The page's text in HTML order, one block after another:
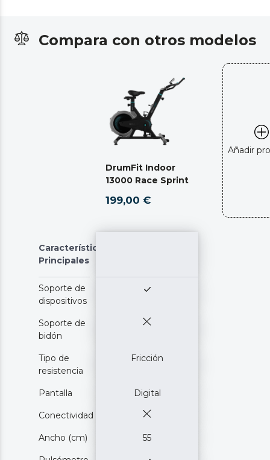
Compara con otros modelos
DrumFit Indoor
13000 Race Sprint
199,00 €
Añadir
Características
Principales
Soporte de
dispositivos
Soporte de
bidón
Tipo de
resistencia
Fricción
Pantalla Digital
Conectividad
Ancho (cm) 55